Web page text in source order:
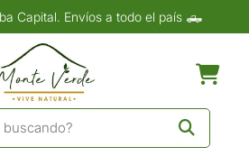
Capital. Envíos a todo el país 🛻